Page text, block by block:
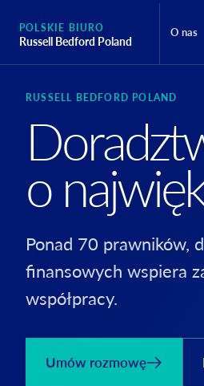
POLSKIE BIURO
Russell Bedford Poland
O nas
RUSSELL BEDFORD POLAND
o
Ponad 70 prawników,
finansowych wspiera
współpracy.
Umów rozmowę